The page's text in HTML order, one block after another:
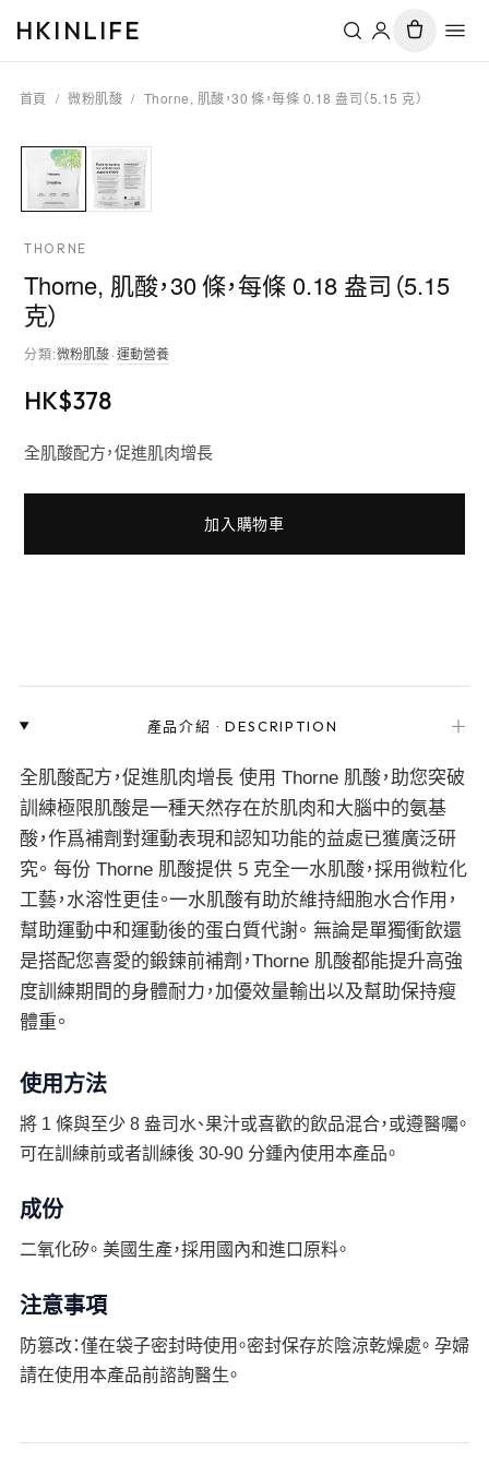
HKINLIFE
首頁 / 微粉肌酸 / Thorne, 肌酸，30 條，每條 0.18 盎司（5.15 克）
THORNE
Thorne, 肌酸，30 條，每條 0.18 盎司（5.15
克）
分類:微粉肌酸·運動營養
HK$378
全肌酸配方，促進肌肉增長
加入購物車
產品介紹 ·DESCRIPTION ＋
全肌酸配方，促進肌肉增長 使用 Thorne 肌酸，助您突破
訓練極限肌酸是一種天然存在於肌肉和大腦中的氨基
酸，作爲補劑對運動表現和認知功能的益處已獲廣泛研
究。 每份 Thorne 肌酸提供 5 克全一水肌酸，採用微粒化
工藝，水溶性更佳。一水肌酸有助於維持細胞水合作用，
幫助運動中和運動後的蛋白質代謝。 無論是單獨衝飲還
是搭配您喜愛的鍛鍊前補劑，Thorne 肌酸都能提升高強
度訓練期間的身體耐力，加優效量輸出以及幫助保持瘦
體重。
使用方法
將 1 條與至少 8 盎司水、果汁或喜歡的飲品混合，或遵醫囑。
可在訓練前或者訓練後 30-90 分鍾內使用本產品。
成份
二氧化矽。 美國生產，採用國內和進口原料。
注意事項
防篡改：僅在袋子密封時使用。密封保存於陰涼乾燥處。 孕婦
請在使用本產品前諮詢醫生。